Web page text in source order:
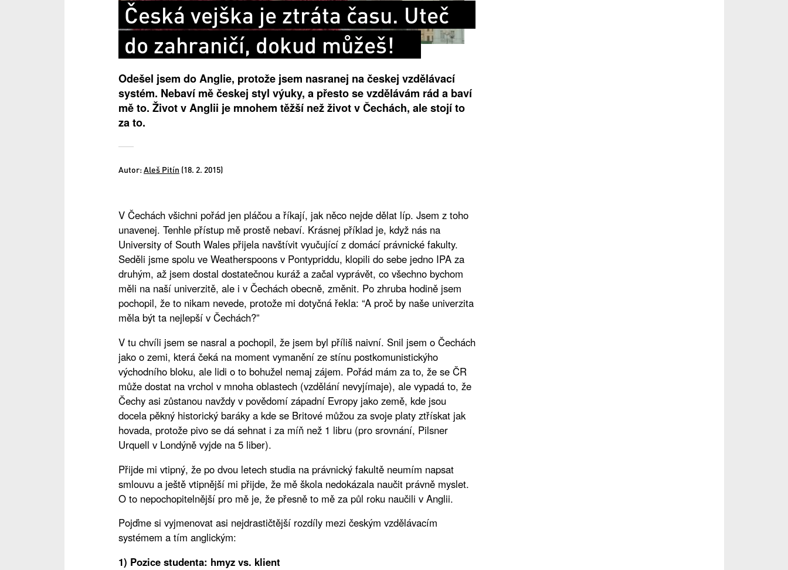
Česká vejška je ztráta času. Uteč
do zahraničí, dokud můžeš!
Odešel jsem do Anglie, protože jsem nasranej na českej vzdělávací
systém. Nebaví mě českej styl výuky, a přesto se vzdělávám rád a baví
mě to. Život v Anglii je mnohem těžší než život v Čechách, ale stojí to
za to.
Autor:Aleš Pitín (18. 2. 2015)
V Čechách všichni pořád jen pláčou a říkají, jak něco nejde dělat líp. Jsem z toho
unavenej. Tenhle přístup mě prostě nebaví. Krásnej příklad je, když nás na
University of South Wales přijela navštívit vyučující z domácí právnické fakulty.
Seděli jsme spolu ve Weatherspoons v Pontypriddu, klopili do sebe jedno IPA za
druhým, až jsem dostal dostatečnou kuráž a začal vyprávět, co všechno bychom
měli na naší univerzitě, ale i v Čechách obecně, změnit. Po zhruba hodině jsem
pochopil, že to nikam nevede, protože mi dotyčná řekla: “A proč by naše univerzita
měla být ta nejlepší v Čechách?”
V tu chvíli jsem se nasral a pochopil, že jsem byl příliš naivní. Snil jsem o Čechách
jako o zemi, která čeká na moment vymanění ze stínu postkomunistickýho
východního bloku, ale lidi o to bohužel nemaj zájem. Pořád mám za to, že se ČR
může dostat na vrchol v mnoha oblastech (vzdělání nevyjímaje), ale vypadá to, že
Čechy asi zůstanou navždy v povědomí západní Evropy jako země, kde jsou
docela pěkný historický baráky a kde se Britové můžou za svoje platy ztřískat jak
hovada, protože pivo se dá sehnat i za míň než 1 libru (pro srovnání, Pilsner
Urquell v Londýně vyjde na 5 liber).
Přijde mi vtipný, že po dvou letech studia na právnický fakultě neumím napsat
smlouvu a ještě vtipnější mi přijde, že mě škola nedokázala naučit právně myslet.
O to nepochopitelnější pro mě je, že přesně to mě za půl roku naučili v Anglii.
Pojďme si vyjmenovat asi nejdrastičtější rozdíly mezi českým vzdělávacím
systémem a tím anglickým:
1) Pozice studenta: hmyz vs. klient